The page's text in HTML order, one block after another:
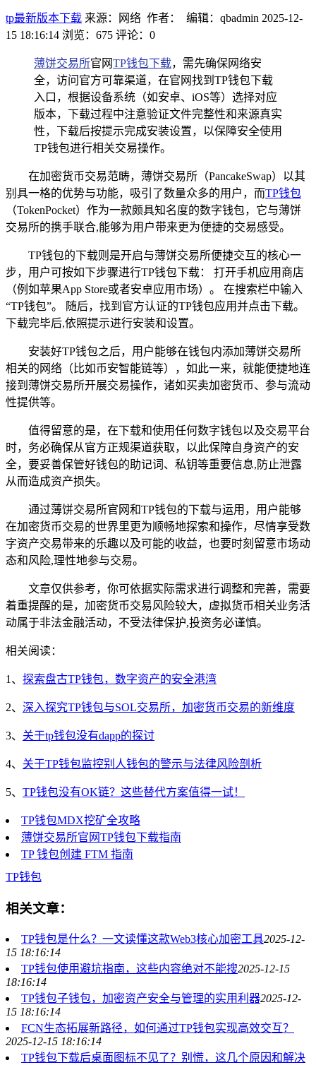
tp最新版本下载 来源：网络 作者： 编辑：qbadmin 2025-12-
15 18:16:14 浏览：675 评论：0
薄饼交易所官网TP钱包下载，需先确保网络安
全，访问官方可靠渠道，在官网找到TP钱包下载
入口，根据设备系统（如安卓、iOS等）选择对应
版本，下载过程中注意验证文件完整性和来源真实
性，下载后按提示完成安装设置，以保障安全使用
TP钱包进行相关交易操作。
在加密货币交易范畴，薄饼交易所（PancakeSwap）以其
别具一格的优势与功能，吸引了数量众多的用户，而TP钱包
（TokenPocket）作为一款颇具知名度的数字钱包，它与薄饼
交易所的携手联合,能够为用户带来更为便捷的交易感受。
TP钱包的下载则是开启与薄饼交易所便捷交互的核心一
步，用户可按如下步骤进行TP钱包下载： 打开手机应用商店
（例如苹果App Store或者安卓应用市场）。 在搜索栏中输入
“TP钱包”。 随后，找到官方认证的TP钱包应用并点击下载。
下载完毕后,依照提示进行安装和设置。
安装好TP钱包之后，用户能够在钱包内添加薄饼交易所
相关的网络（比如币安智能链等），如此一来，就能便捷地连
接到薄饼交易所开展交易操作，诸如买卖加密货币、参与流动
性提供等。
值得留意的是，在下载和使用任何数字钱包以及交易平台
时，务必确保从官方正规渠道获取，以此保障自身资产的安
全，要妥善保管好钱包的助记词、私钥等重要信息,防止泄露
从而造成资产损失。
通过薄饼交易所官网和TP钱包的下载与运用，用户能够
在加密货币交易的世界里更为顺畅地探索和操作，尽情享受数
字资产交易带来的乐趣以及可能的收益，也要时刻留意市场动
态和风险,理性地参与交易。
文章仅供参考，你可依据实际需求进行调整和完善，需要
着重提醒的是，加密货币交易风险较大，虚拟货币相关业务活
动属于非法金融活动，不受法律保护,投资务必谨慎。
相关阅读：
1、 探索盘古TP钱包，数字资产的安全港湾
2、 深入探究TP钱包与SOL交易所，加密货币交易的新维度
3、 关于tp钱包没有dapp的探讨
4、 关于TP钱包监控别人钱包的警示与法律风险剖析
5、 TP钱包没有OK链？这些替代方案值得一试！
TP钱包MDX挖矿全攻略
薄饼交易所官网TP钱包下载指南
TP 钱包创建 FTM 指南
TP钱包
相关文章：
TP钱包是什么？一文读懂这款Web3核心加密工具2025-12-
15 18:16:14
TP钱包使用避坑指南，这些内容绝对不能搜2025-12-15
18:16:14
TP钱包子钱包，加密资产安全与管理的实用利器2025-12-
15 18:16:14
FCN生态拓展新路径，如何通过TP钱包实现高效交互？
2025-12-15 18:16:14
TP钱包下载后桌面图标不见了？别慌，这几个原因和解决